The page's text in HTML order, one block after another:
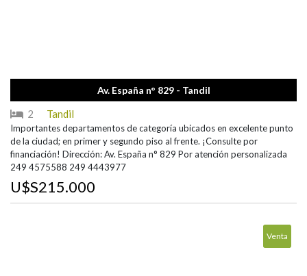
Av. España n° 829 - Tandil
2 Tandil
Importantes departamentos de categoría ubicados en excelente punto
de la ciudad; en primer y segundo piso al frente. ¡Consulte por
financiación! Dirección: Av. España n° 829 Por atención personalizada
249 4575588 249 4443977
U$S215.000
Venta